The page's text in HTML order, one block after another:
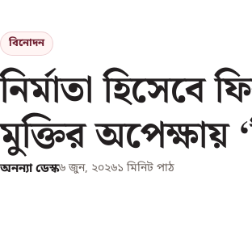
বিনোদন
নির্মাতা হিসেবে
মুক্তির অপেক্ষায়
অনন্যা ডেস্ক৬ জুন, ২০২৬১ মিনিট পাঠ